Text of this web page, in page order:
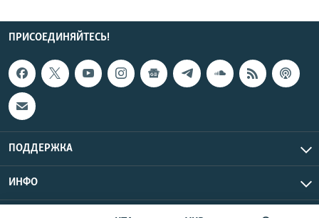
ПРИСОЕДИНЯЙТЕСЬ!
ПОДДЕРЖКА
ИНФО